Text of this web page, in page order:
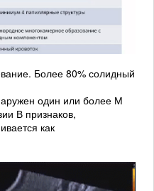
Более 80% солидный
один или более М
В признаков,
как